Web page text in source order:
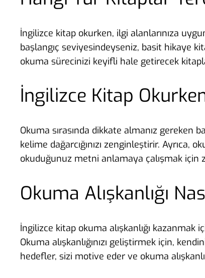
İngilizce kitap okurken, ilgi alanlarınıza
başlangıç seviyesindeyseniz, basit hikaye
okuma sürecinizi keyifli hale getirecek
İngilizce Kitap
Okuma sırasında dikkate almanız gereken
kelime dağarcığınızı zenginleştirir.
okuduğunuz metni anlamaya çalışmak için
Okuma Alışkanlığı
İngilizce kitap okuma alışkanlığı
Okuma alışkanlığınızı geliştirmek için,
hedefler, sizi motive eder ve okuma